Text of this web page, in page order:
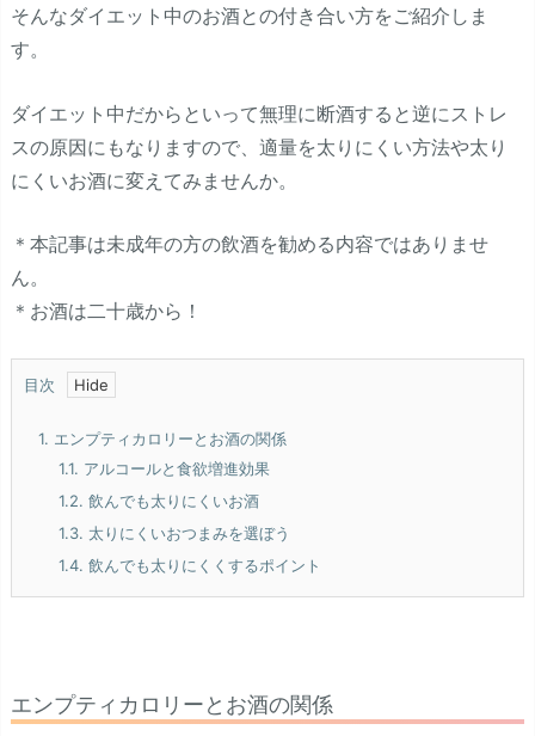
そんなダイエット中のお酒との付き合い方をご紹介しま
す。
ダイエット中だからといって無理に断酒すると逆にストレ
スの原因にもなりますので、適量を太りにくい方法や太り
にくいお酒に変えてみませんか。
＊本記事は未成年の方の飲酒を勧める内容ではありませ
ん。
＊お酒は二十歳から！
目次
1. エンプティカロリーとお酒の関係
1.1. アルコールと食欲増進効果
1.2. 飲んでも太りにくいお酒
1.3. 太りにくいおつまみを選ぼう
1.4. 飲んでも太りにくくするポイント
エンプティカロリーとお酒の関係